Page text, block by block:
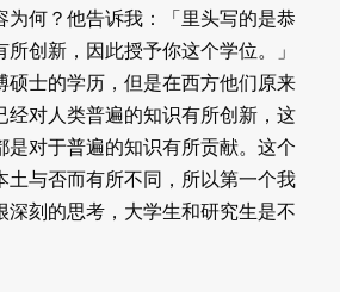
为何？他告诉我：「里头写的是恭
创新，因此授予你这个学位。」
硕士的学历，但是在西方他们原来
经对人类普遍的知识有所创新，这
是对于普遍的知识有所贡献。这个
土与否而有所不同，所以第一个我
深刻的思考，大学生和研究生是不